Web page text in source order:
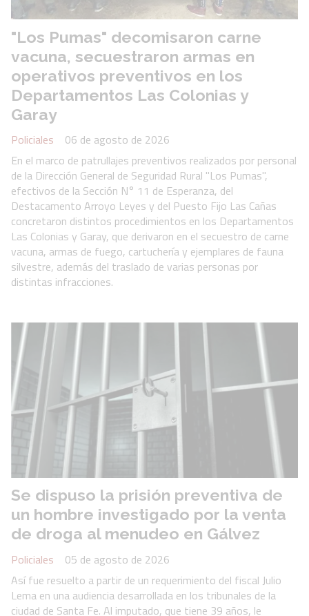
"Los Pumas" decomisaron carne
vacuna, secuestraron armas en
operativos preventivos en los
Departamentos Las Colonias y
Garay
Policiales
06 de agosto de 2026
En el marco de patrullajes preventivos realizados por personal
de la Dirección General de Seguridad Rural "Los Pumas",
efectivos de la Sección N° 11 de Esperanza, del
Destacamento Arroyo Leyes y del Puesto Fijo Las Cañas
concretaron distintos procedimientos en los Departamentos
Las Colonias y Garay, que derivaron en el secuestro de carne
vacuna, armas de fuego, cartuchería y ejemplares de fauna
silvestre, además del traslado de varias personas por
distintas infracciones.
Se dispuso la prisión preventiva de
un hombre investigado por la venta
de droga al menudeo en Gálvez
Policiales
05 de agosto de 2026
Así fue resuelto a partir de un requerimiento del fiscal Julio
Lema en una audiencia desarrollada en los tribunales de la
ciudad de Santa Fe. Al imputado, que tiene 39 años, le